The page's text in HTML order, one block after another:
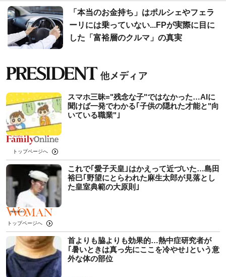
「本当のお金持ち」はポルシェやフェラ
ーリには乗っていない...FPが実際に目に
した「富裕層のクルマ」の真実
スマホ三昧="残念な子"ではなかった…AIに
聞けば一発でわかる｢子供の隠れた才能と"向
いている職業"｣
トップページへ
これで｢愛子天皇｣はかえって近づいた…島田
裕巳｢野望にとらわれた麻生太郎が見落とし
た皇室典範の大原則｣
トップページへ
首よりも脇よりも効果的…熱中症研究者が
｢暑いときは真っ先にここを冷やせ｣という意
外な体の部位